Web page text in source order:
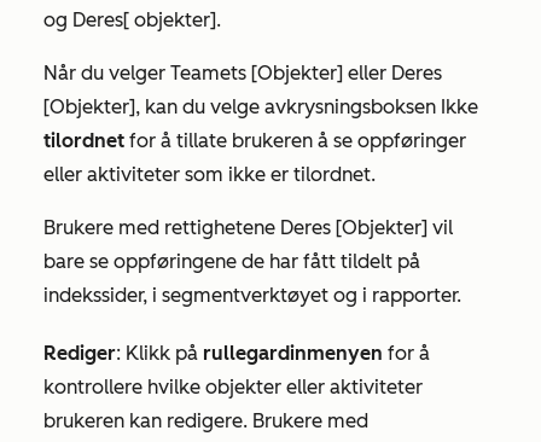
og Deres[ objekter].
Når du velger Teamets [Objekter] eller Deres
[Objekter], kan du velge avkrysningsboksen Ikke
tilordnet for å tillate brukeren å se oppføringer
eller aktiviteter som ikke er tilordnet.
Brukere med rettighetene Deres [Objekter] vil
bare se oppføringene de har fått tildelt på
indekssider, i segmentverktøyet og i rapporter.
Rediger: Klikk på rullegardinmenyen for å
kontrollere hvilke objekter eller aktiviteter
brukeren kan redigere. Brukere med